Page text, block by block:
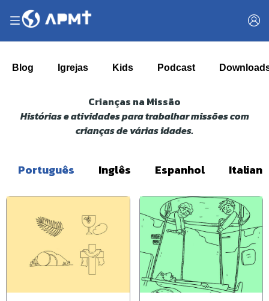
Blog Igrejas Kids Podcast
Crianças na Missão
Histórias e atividades para trabalhar missões com
crianças de várias idades.
Português Inglês Espanhol Italiano